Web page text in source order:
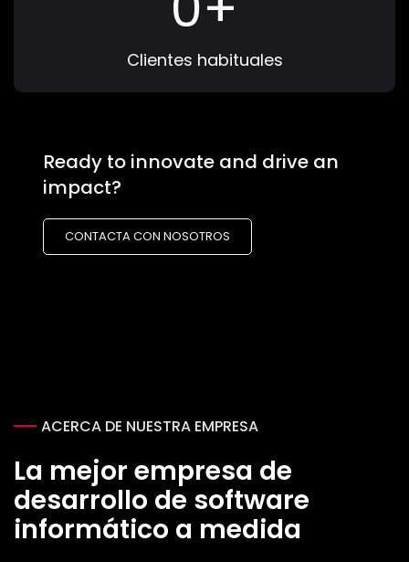
Clientes habituales
Ready to innovate and drive an
impact?
CONTACTA CON NOSOTROS
ACERCA DE NUESTRA EMPRESA
La mejor empresa de
desarrollo de software
informático a medida